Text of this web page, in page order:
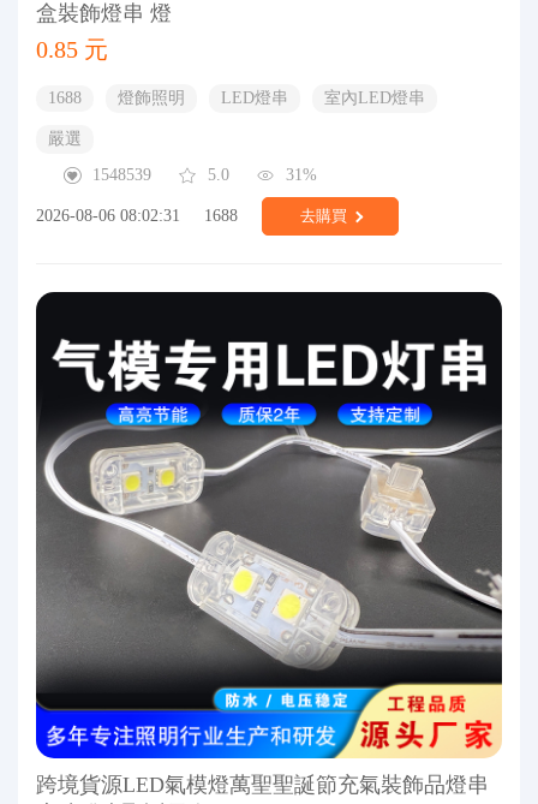
盒裝飾燈串 燈
0.85 元
1688 燈飾照明 LED燈串 室內LED燈串
嚴選
1548539
5.0 31%
2026-08-06 08:02:31 1688 去購買
跨境貨源LED氣模燈萬聖聖誕節充氣裝飾品燈串